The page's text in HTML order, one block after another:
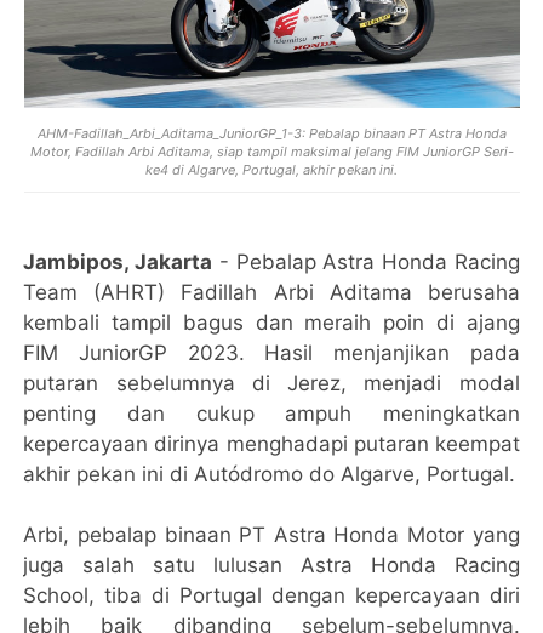
AHM-Fadillah_Arbi_Aditama_JuniorGP_1-3: Pebalap binaan PT Astra Honda
Motor, Fadillah Arbi Aditama, siap tampil maksimal jelang FIM JuniorGP Seri-
ke4 di Algarve, Portugal, akhir pekan ini.
Jambipos, Jakarta - Pebalap Astra Honda Racing
Team (AHRT) Fadillah Arbi Aditama berusaha
kembali tampil bagus dan meraih poin di ajang
FIM JuniorGP 2023. Hasil menjanjikan pada
putaran sebelumnya di Jerez, menjadi modal
penting dan cukup ampuh meningkatkan
kepercayaan dirinya menghadapi putaran keempat
akhir pekan ini di Autódromo do Algarve, Portugal.
Arbi, pebalap binaan PT Astra Honda Motor yang
juga salah satu lulusan Astra Honda Racing
School, tiba di Portugal dengan kepercayaan diri
lebih baik dibanding sebelum-sebelumnya.